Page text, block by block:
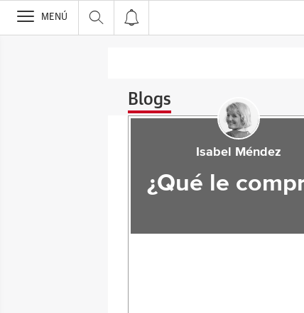
>
MENÚ
Blogs
Isabel Méndez
¿Qué le